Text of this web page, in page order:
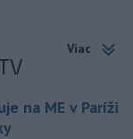
Viac
na ME v Paríži